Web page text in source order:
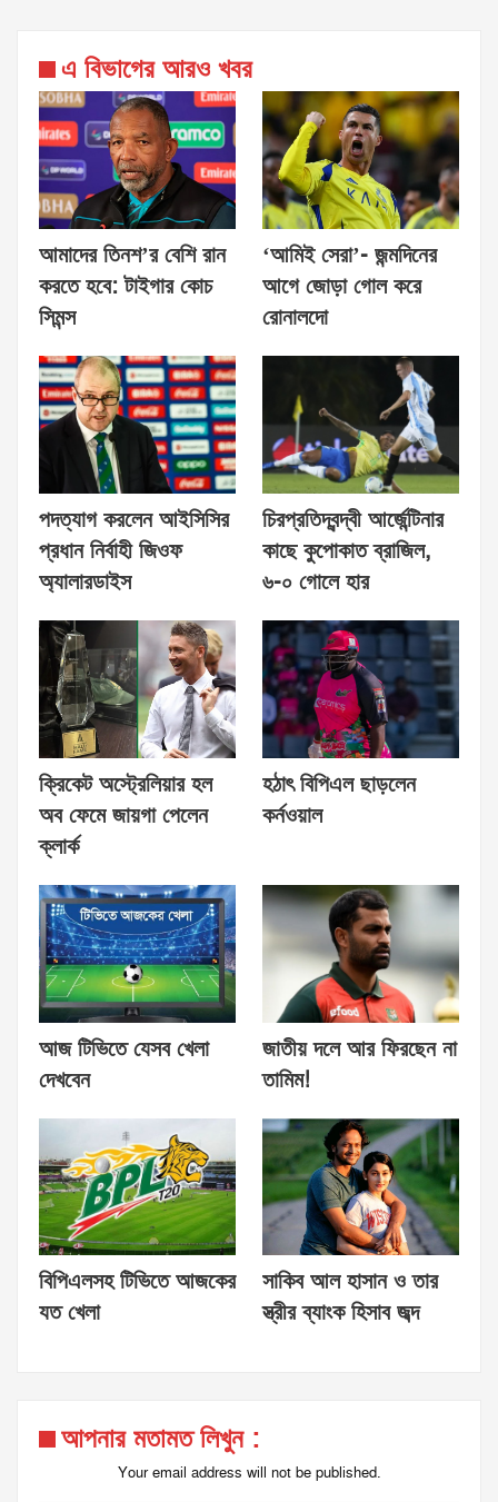
এ বিভাগের আরও খবর
আমাদের তিনশ’র বেশি রান
করতে হবে: টাইগার কোচ
সিমন্স
‘আমিই সেরা’- জন্মদিনের
আগে জোড়া গোল করে
রোনালদো
পদত্যাগ করলেন আইসিসির
প্রধান নির্বাহী জিওফ
অ্যালারডাইস
চিরপ্রতিদ্বন্দ্বী আর্জেন্টিনার
কাছে কুপোকাত ব্রাজিল,
৬-০ গোলে হার
ক্রিকেট অস্ট্রেলিয়ার হল
অব ফেমে জায়গা পেলেন
ক্লার্ক
হঠাৎ বিপিএল ছাড়লেন
কর্নওয়াল
আজ টিভিতে যেসব খেলা
দেখবেন
জাতীয় দলে আর ফিরছেন না
তামিম!
বিপিএলসহ টিভিতে আজকের
যত খেলা
সাকিব আল হাসান ও তার
স্ত্রীর ব্যাংক হিসাব জব্দ
আপনার মতামত লিখুন :
Your email address will not be published.